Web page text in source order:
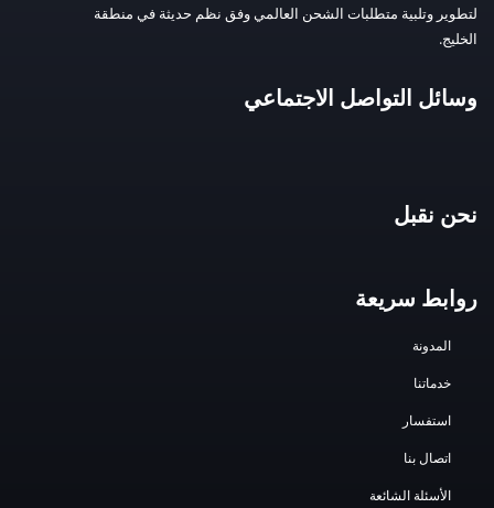
لتطوير وتلبية متطلبات الشحن العالمي وفق نظم حديثة في منطقة
الخليج.
وسائل التواصل الاجتماعي
نحن نقبل
روابط سريعة
المدونة
خدماتنا
استفسار
اتصال بنا
الأسئلة الشائعة